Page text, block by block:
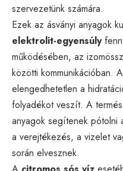
szervezetünk számára.
Ezek az ásványi anyagok
elektrolit-egyensúly
működésében, az
közötti kommunikációban.
elengedhetetlen a
folyadékot veszít. A
anyagok segítenek pótolni
a verejtékezés, a vizelet
során elvesznek.